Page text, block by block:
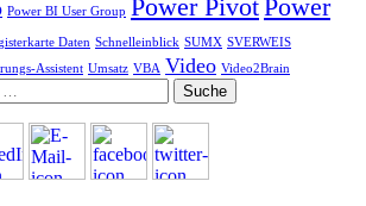
Power BI User Group Power PivotPower
Daten Schnelleinblick SUMX SVERWEIS
Assistent Umsatz VBA Video Video2Brain